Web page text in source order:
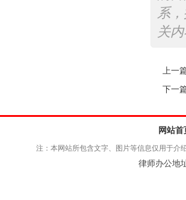
系
关内
上一
下一
网站首
注：本网站所包含文字、图片等信息仅用于介
律师办公地